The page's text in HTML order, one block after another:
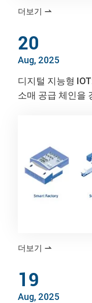
더보기 
20
Aug, 2025
디지털 지능형
소매 공급 체인을
더보기 
19
Aug, 2025